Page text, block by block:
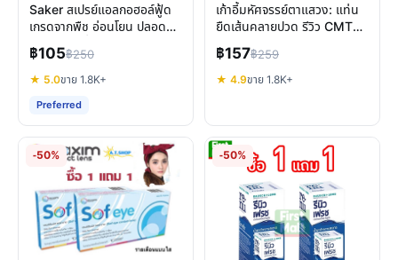
Saker สเปรย์แอลกอฮอล์ฟู้ด
เกรดจากพืช อ่อนโยน ปลอดภัย
มาตรฐานญี่ปุ่น
฿105฿250
★ 5.0ขาย 1.8K+
Preferred
เก้าอี้มหัศจรรย์ตาแสวง: แท่น
ยืดเส้นคลายปวด รีวิว CMTS
ของแท้
฿157฿259
★ 4.9ขาย 1.8K+
-50% -50%